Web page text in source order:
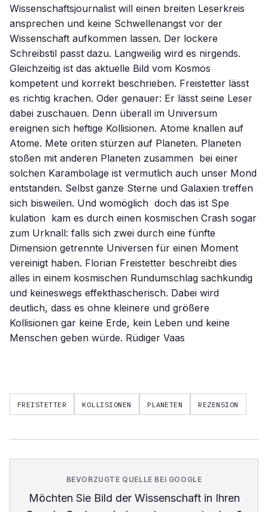
Wissenschaftsjournalist will einen breiten Leserkreis
ansprechen und keine Schwellenangst vor der
Wissenschaft aufkommen lassen. Der lockere
Schreibstil passt dazu. Langweilig wird es nirgends.
Gleichzeitig ist das aktuelle Bild vom Kosmos
kompetent und korrekt beschrieben. Freistetter lässt
es richtig krachen. Oder genauer: Er lässt seine Leser
dabei zuschauen. Denn überall im Universum
ereignen sich heftige Kollisionen. Atome knallen auf
Atome. Mete oriten stürzen auf Planeten. Planeten
stoßen mit anderen Planeten zusammen  bei einer
solchen Karambolage ist vermutlich auch unser Mond
entstanden. Selbst ganze Sterne und Galaxien treffen
sich bisweilen. Und womöglich  doch das ist Spe
kulation  kam es durch einen kosmischen Crash sogar
zum Urknall: falls sich zwei durch eine fünfte
Dimension getrennte Universen für einen Moment
vereinigt haben. Florian Freistetter beschreibt dies
alles in einem kosmischen Rundumschlag sachkundig
und keineswegs effekthascherisch. Dabei wird
deutlich, dass es ohne kleinere und größere
Kollisionen gar keine Erde, kein Leben und keine
Menschen geben würde. Rüdiger Vaas
FREISTETTER KOLLISIONEN PLANETEN REZENSION
BEVORZUGTE QUELLE BEI GOOGLE
Möchten Sie Bild der Wissenschaftin Ihren